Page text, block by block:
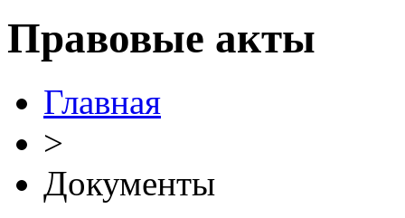
Правовые акты
Главная
>
Документы